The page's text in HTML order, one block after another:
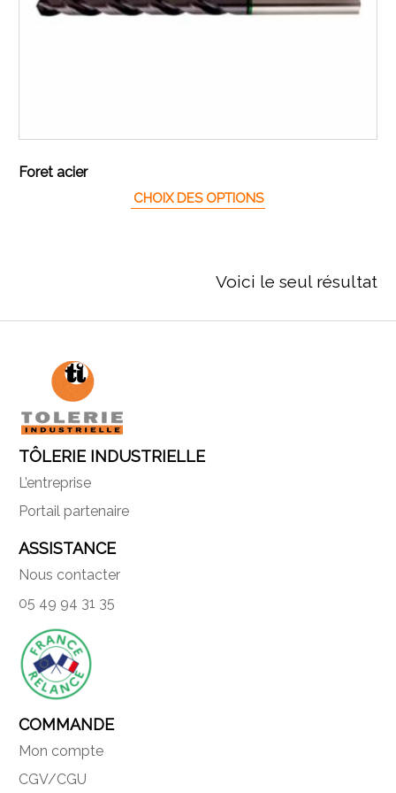
Foret acier
CHOIX DES OPTIONS
Voici le seul résultat
TÔLERIE INDUSTRIELLE
L’entreprise
Portail partenaire
ASSISTANCE
Nous contacter
05 49 94 31 35
COMMANDE
Mon compte
CGV/CGU